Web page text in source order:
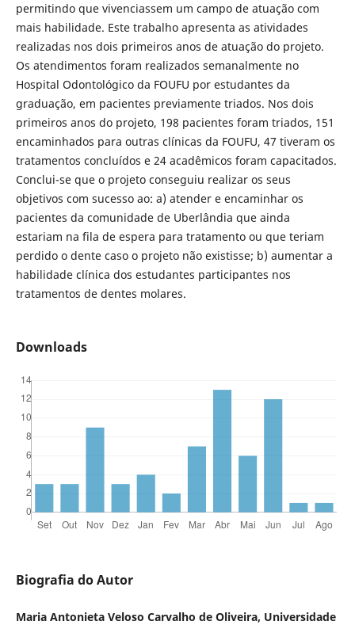
permitindo que vivenciassem um campo de atuação com
mais habilidade. Este trabalho apresenta as atividades
realizadas nos dois primeiros anos de atuação do projeto.
Os atendimentos foram realizados semanalmente no
Hospital Odontológico da FOUFU por estudantes da
graduação, em pacientes previamente triados. Nos dois
primeiros anos do projeto, 198 pacientes foram triados, 151
encaminhados para outras clínicas da FOUFU, 47 tiveram os
tratamentos concluídos e 24 acadêmicos foram capacitados.
Conclui-se que o projeto conseguiu realizar os seus
objetivos com sucesso ao: a) atender e encaminhar os
pacientes da comunidade de Uberlândia que ainda
estariam na fila de espera para tratamento ou que teriam
perdido o dente caso o projeto não existisse; b) aumentar a
habilidade clínica dos estudantes participantes nos
tratamentos de dentes molares.
Downloads
Biografia do Autor
Maria Antonieta Veloso Carvalho de Oliveira, Universidade